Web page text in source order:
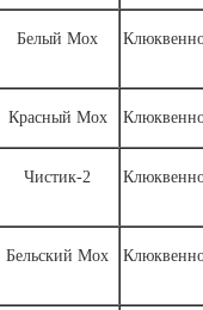
Белый Мох
Красный Мох
Чистик-2
Бельский Мох